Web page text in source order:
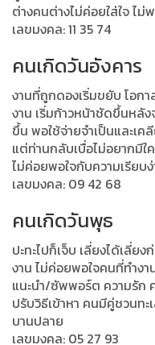
ต่างคนต่างไม่ค่อยใส่ใจ ไม่
เลขมงคล: 11 35 74
คนเกิดวันอังคาร
งานที่ถูกดองเริ่มขยับ โอกา
งาน เริ่มก้าวหน้าชัดขึ้นหลัง
ขึ้น พอใช้จ่ายจำเป็นและเ
แต่ท่านกลับเบื่อไม่อยากมี
ไม่ค่อยพอใจกับความเรียบ
เลขมงคล: 09 42 68
คนเกิดวันพุธ
ปะทะไปก็เจ็บ เลี่ยงได้เลี่ยง
งาน ไม่ค่อยพอใจคนที่ทำงา
แนะนำ/ซัพพอร์ต ความรัก
ปรับวิธีเข้าหา คนมีคู่ชวนทะ
บานปลาย
เลขมงคล: 05 27 93